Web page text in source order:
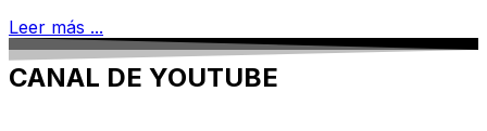
Leer más ...
CANAL DE YOUTUBE